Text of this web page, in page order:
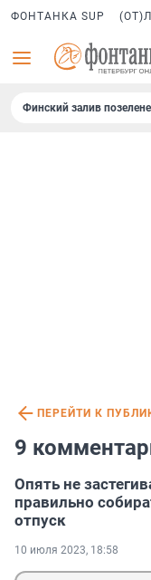
ФОНТАНКА SUP
Финский залив
ПЕРЕЙТИ К
9
Опять не
правильно
отпуск
10 июля 2023, 18:58